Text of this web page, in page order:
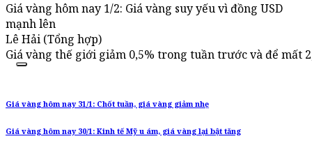
Giá vàng hôm nay 1/2: Giá vàng suy yếu vì đồng USD
mạnh lên
Lê Hải (Tổng hợp)
Giá vàng thế giới giảm 0,5% trong tuần trước và để mất
Giá vàng hôm nay 31/1: Chốt tuần, giá vàng giảm nhẹ
Giá vàng hôm nay 30/1: Kinh tế Mỹ u ám, giá vàng lại bật tăng